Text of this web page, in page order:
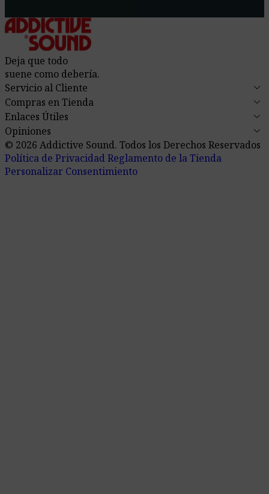
Deja que todo
suene como debería.
Servicio al Cliente
keyboard_arrow_down
Compras en Tienda keyboard_arrow_down
Enlaces Útiles keyboard_arrow_down
Opiniones keyboard_arrow_down
© 2026 Addictive Sound. Todos los Derechos Reservados
Política de PrivacidadReglamento de la Tienda
Personalizar Consentimiento